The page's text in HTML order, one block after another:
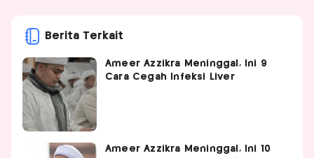
Berita Terkait
Ameer Azzikra Meninggal, Ini 9
Cara Cegah Infeksi Liver
Ameer Azzikra Meninggal, Ini 10